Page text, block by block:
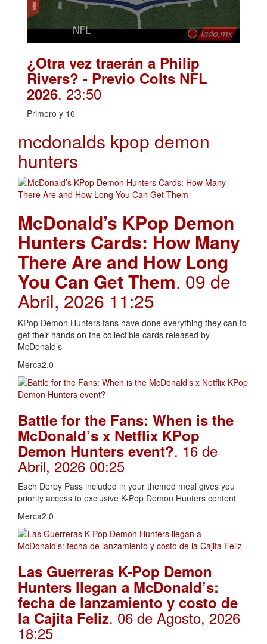
¿Otra vez traerán a Philip
Rivers? - Previo Colts NFL
2026. 23:50
Primero y 10
mcdonalds kpop demon
hunters
McDonald’s KPop Demon
Hunters Cards: How Many
There Are and How Long
You Can Get Them. 09 de
Abril, 2026 11:25
KPop Demon Hunters fans have done everything they can to
get their hands on the collectible cards released by
McDonald’s
Merca2.0
Battle for the Fans: When is the
McDonald’s x Netflix KPop
Demon Hunters event?. 16 de
Abril, 2026 00:25
Each Derpy Pass included in your themed meal gives you
priority access to exclusive K-Pop Demon Hunters content
Merca2.0
Las Guerreras K-Pop Demon
Hunters llegan a McDonald’s:
fecha de lanzamiento y costo de
la Cajita Feliz. 06 de Agosto, 2026
18:25